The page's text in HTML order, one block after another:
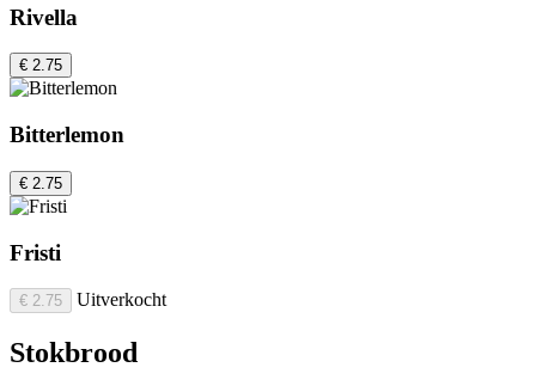
Rivella
€ 2.75
Bitterlemon
€ 2.75
Fristi
€ 2.75 Uitverkocht
Stokbrood